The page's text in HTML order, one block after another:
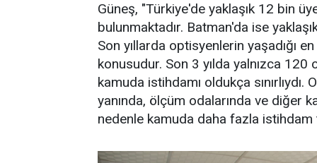
Güneş, "Türkiye'de yaklaşık 12 bin
bulunmaktadır. Batman'da ise
Son yıllarda optisyenlerin yaşadığı
konusudur. Son 3 yılda yalnızca
kamuda istihdamı oldukça
yanında, ölçüm odalarında ve diğer
nedenle kamuda daha fazla